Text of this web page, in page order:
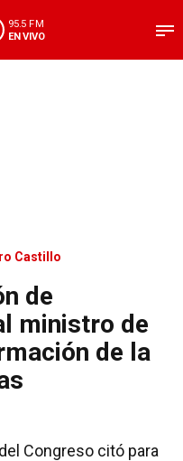
95.5 FM
EN VIVO
Castillo
de
ministro de
de la
Congreso citó para